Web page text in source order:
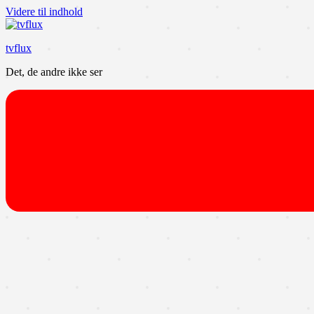
Videre til indhold
tvflux
Det, de andre ikke ser